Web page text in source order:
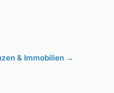
& Immobilien →